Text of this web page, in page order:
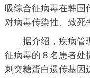
旅游 健
金融 公
富媒体 摄
吸综合征病毒在韩国
对病毒传染性、致死
据介绍，疾病管理
征病毒的８名患者处
刺突糖蛋白遗传基因